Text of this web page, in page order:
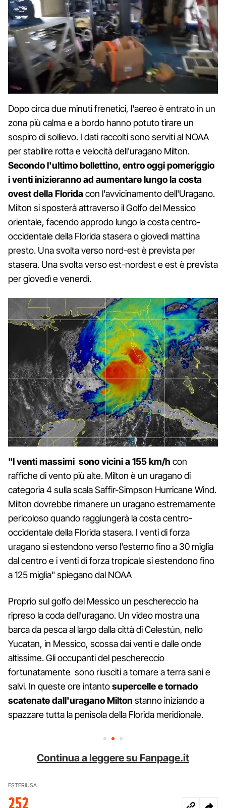
Dopo circa due minuti frenetici, l'aereo è entrato in un
zona più calma e a bordo hanno potuto tirare un
sospiro di sollievo. I dati raccolti sono serviti al NOAA
per stabilire rotta e velocità dell'uragano Milton.
Secondo l'ultimo bollettino, entro oggi pomeriggio
i venti inizieranno ad aumentare lungo la costa
ovest della Floridacon l'avvicinamento dell'Uragano.
Milton si sposterà attraverso il Golfo del Messico
orientale, facendo approdo lungo la costa centro-
occidentale della Florida stasera o giovedì mattina
presto. Una svolta verso nord-est è prevista per
stasera. Una svolta verso est-nordest e est è prevista
per giovedì e venerdì.
"I venti massimi sono vicini a 155 km/h con
raffiche di vento più alte. Milton è un uragano di
categoria 4 sulla scala Saffir-Simpson Hurricane Wind.
Milton dovrebbe rimanere un uragano estremamente
pericoloso quando raggiungerà la costa centro-
occidentale della Florida stasera. I venti di forza
uragano si estendono verso l'esterno fino a 30 miglia
dal centro e i venti di forza tropicale si estendono fino
a 125 miglia" spiegano dal NOAA
Proprio sul golfo del Messico un peschereccio ha
ripreso la coda dell'uragano. Un video mostra una
barca da pesca al largo dalla città di Celestún, nello
Yucatan, in Messico, scossa dai venti e dalle onde
altissime. Gli occupanti del peschereccio
fortunatamente sono riusciti a tornare a terra sani e
salvi. In queste ore intantosupercelle e tornado
scatenate dall'uragano Milton stanno iniziando a
spazzare tutta la penisola della Florida meridionale.
Continua a leggere su Fanpage.it
ESTERIUSA
252